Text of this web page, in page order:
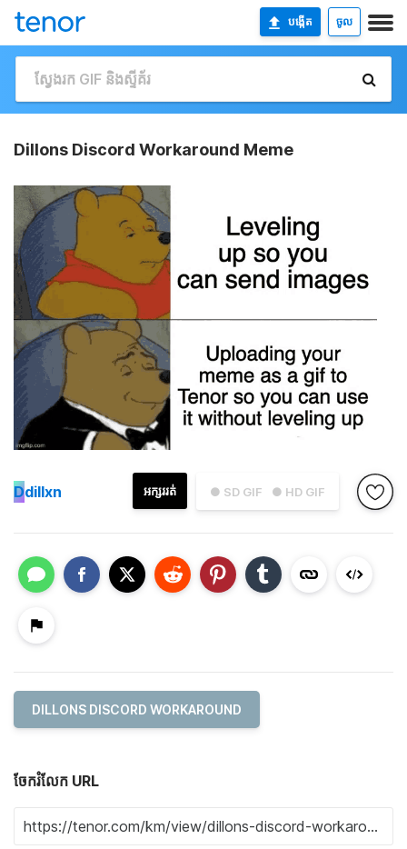
បង្កើត ចូល
Dillons Discord Workaround Meme
● SD GIF ● HD GIF
អក្សររត់
Ddillxn
DILLONS DISCORD WORKAROUND
ចែករំលែក URL